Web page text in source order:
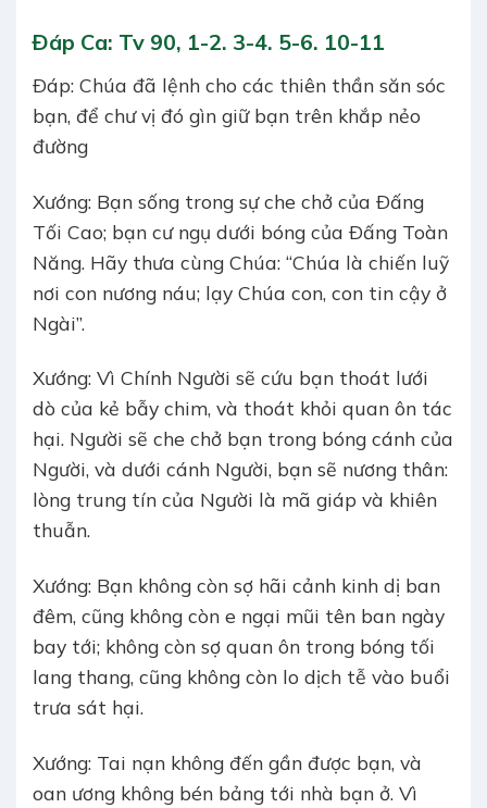
Ðáp Ca: Tv 90, 1-2. 3-4. 5-6. 10-11
Ðáp: Chúa đã lệnh cho các thiên thần săn sóc
bạn, để chư vị đó gìn giữ bạn trên khắp nẻo
đường
Xướng: Bạn sống trong sự che chở của Ðấng
Tối Cao; bạn cư ngụ dưới bóng của Ðấng Toàn
Năng. Hãy thưa cùng Chúa: “Chúa là chiến luỹ
nơi con nương náu; lạy Chúa con, con tin cậy ở
Ngài”.
Xướng: Vì Chính Người sẽ cứu bạn thoát lưới
dò của kẻ bẫy chim, và thoát khỏi quan ôn tác
hại. Người sẽ che chở bạn trong bóng cánh của
Người, và dưới cánh Người, bạn sẽ nương thân:
lòng trung tín của Người là mã giáp và khiên
thuẫn.
Xướng: Bạn không còn sợ hãi cảnh kinh dị ban
đêm, cũng không còn e ngại mũi tên ban ngày
bay tới; không còn sợ quan ôn trong bóng tối
lang thang, cũng không còn lo dịch tễ vào buổi
trưa sát hại.
Xướng: Tai nạn không đến gần được bạn, và
oan ương không bén bảng tới nhà bạn ở. Vì